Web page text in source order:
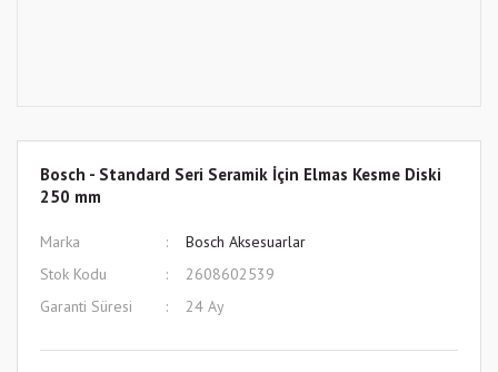
Bosch - Standard Seri Seramik İçin Elmas Kesme Diski
250 mm
Marka
Bosch Aksesuarlar
Stok Kodu
2608602539
Garanti Süresi
24 Ay